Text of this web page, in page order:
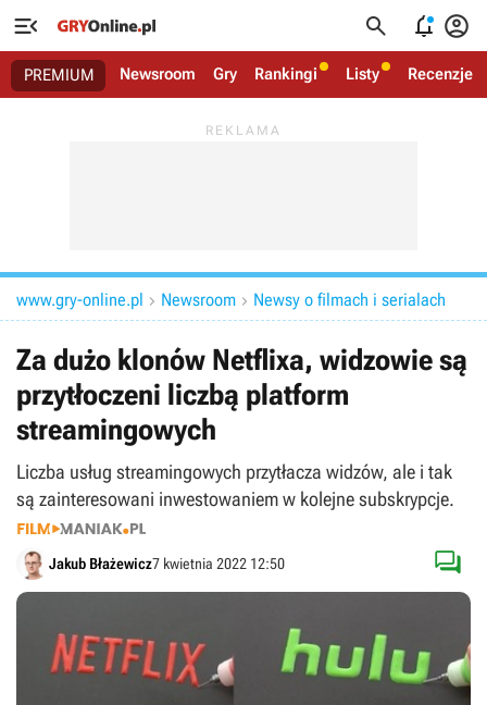
   
PREMIUM Newsroom Gry Rankingi Listy Recenzje
www.gry-online.pl  Newsroom  Newsy o filmach i serialach
Za dużo klonów Netflixa, widzowie są
przytłoczeni liczbą platform
streamingowych
Liczba usług streamingowych przytłacza widzów, ale i tak
są zainteresowani inwestowaniem w kolejne subskrypcje.
Jakub Błażewicz7 kwietnia 2022 12:50 